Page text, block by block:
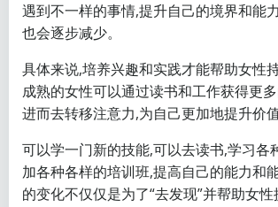
遇到不一样的事情,提升自己的境界和能
也会逐步减少。
具体来说,培养兴趣和实践才能帮助女性
成熟的女性可以通过读书和工作获得更
进而去转移注意力,为自己更加地提升价值
可以学一门新的技能,可以去读书,学习各
加各种各样的培训班,提高自己的能力和
的变化不仅仅是为了“去发现”并帮助女